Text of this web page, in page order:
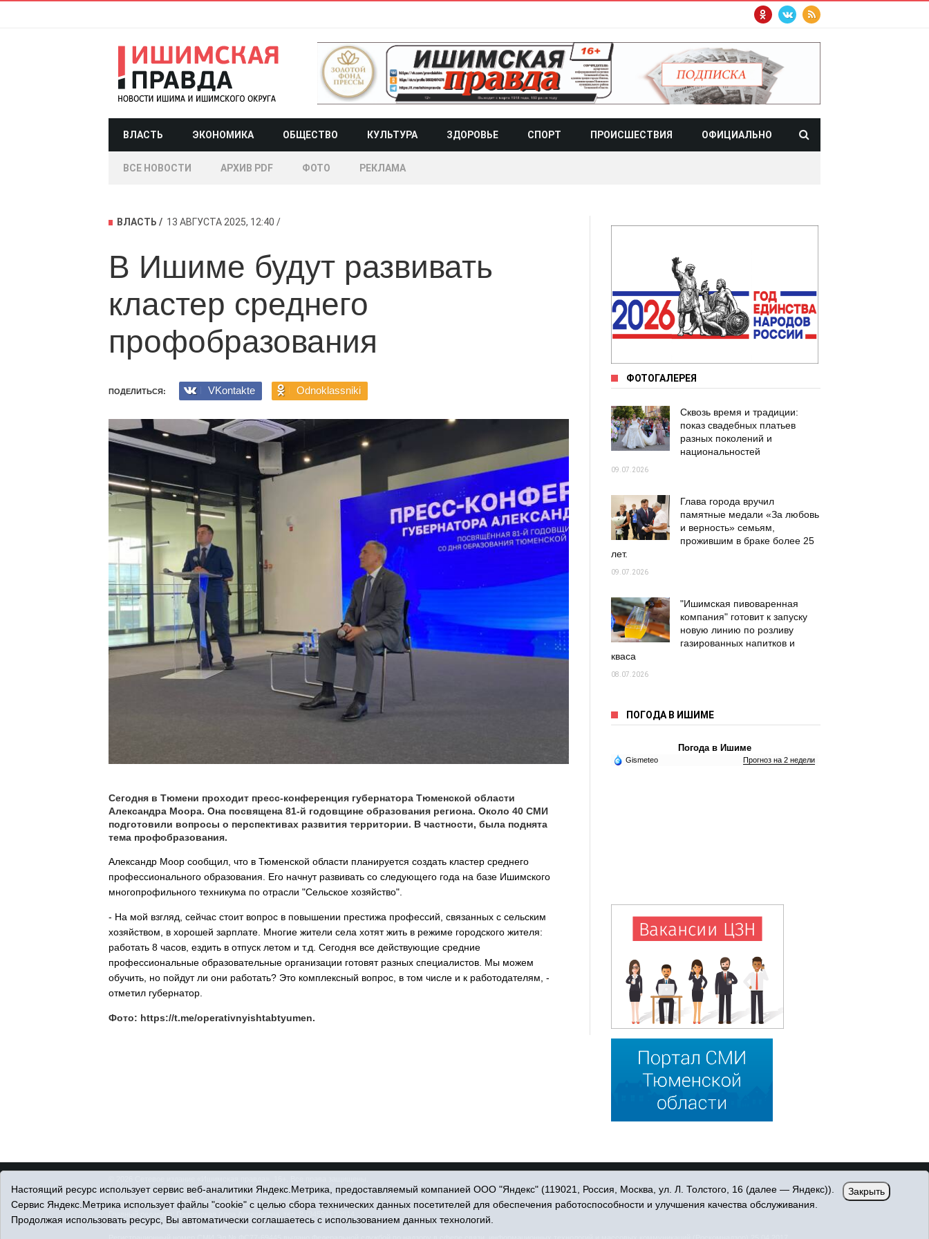
ВЛАСТЬ ЭКОНОМИКА ОБЩЕСТВО КУЛЬТУРА ЗДОРОВЬЕ СПОРТ ПРОИСШЕСТВИЯ ОФИЦИАЛЬНО
ВСЕ НОВОСТИ АРХИВ PDF ФОТО РЕКЛАМА
ВЛАСТЬ 13 АВГУСТА 2025, 12:40
В Ишиме будут развивать
кластер среднего
профобразования
ПОДЕЛИТЬСЯ: VKontakte Odnoklassniki
Сегодня в Тюмени проходит пресс-конференция губернатора Тюменской области
Александра Моора. Она посвящена 81-й годовщине образования региона. Около 40 СМИ
подготовили вопросы о перспективах развития территории. В частности, была поднята
тема профобразования.
Александр Моор сообщил, что в Тюменской области планируется создать кластер среднего
профессионального образования. Его начнут развивать со следующего года на базе Ишимского
многопрофильного техникума по отрасли "Сельское хозяйство".
- На мой взгляд, сейчас стоит вопрос в повышении престижа профессий, связанных с сельским
хозяйством, в хорошей зарплате. Многие жители села хотят жить в режиме городского жителя:
работать 8 часов, ездить в отпуск летом и т.д. Сегодня все действующие средние
профессиональные образовательные организации готовят разных специалистов. Мы можем
обучить, но пойдут ли они работать? Это комплексный вопрос, в том числе и к работодателям, -
отметил губернатор.
Фото: https://t.me/operativnyishtabtyumen.
ФОТОГАЛЕРЕЯ
Сквозь время и традиции:
показ свадебных платьев
разных поколений и
национальностей
09.07.2026
Глава города вручил
памятные медали «За любовь
и верность» семьям,
прожившим в браке более 25
лет.
09.07.2026
"Ишимская пивоваренная
компания" готовит к запуску
новую линию по розливу
газированных напитков и
кваса
08.07.2026
ПОГОДА В ИШИМЕ
Погода в Ишиме
Gismeteo Прогноз на 2 недели
© При использовании материалов ссылка обязательна.
Адрес редакции: 627750 Тюменская область, г. Ишим, ул. Пономарёва, 39.
Адрес электронной почты:IshimPravda-1@obl72.ru
Настоящий ресурс использует сервис веб-аналитики Яндекс.Метрика, предоставляемый компанией ООО "Яндекс" (119021, Россия, Москва, ул. Л. Толстого, 16 (далее — Яндекс)).
Сервис Яндекс.Метрика использует файлы "cookie" с целью сбора технических данных посетителей для обеспечения работоспособности и улучшения качества обслуживания.
Продолжая использовать ресурс, Вы автоматически соглашаетесь с использованием данных технологий.
Закрыть